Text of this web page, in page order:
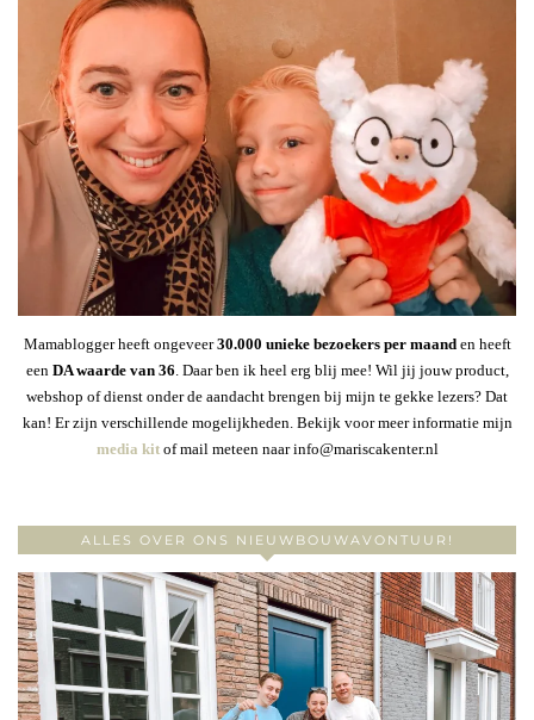
Mamablogger heeft ongeveer30.000 unieke bezoekers per maanden heeft
een DA waarde van 36 . Daar ben ik heel erg blij mee! Wil jij jouw product,
webshop of dienst onder de aandacht brengen bij mijn te gekke lezers? Dat
kan! Er zijn verschillende mogelijkheden. Bekijk voor meer informatie mijn
media kitof mail meteen naar info@mariscakenter.nl
ALLES OVER ONS NIEUWBOUWAVONTUUR!